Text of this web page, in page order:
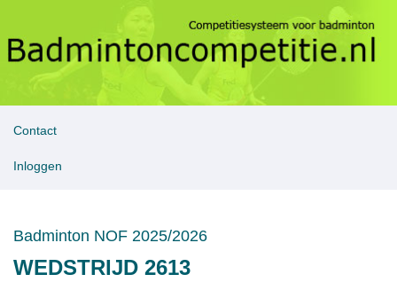
Contact
Inloggen
Badminton NOF 2025/2026
WEDSTRIJD 2613